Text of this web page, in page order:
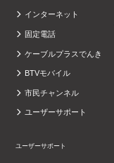
インターネット
固定電話
ケーブルプラスでんき
BTVモバイル
市民チャンネル
ユーザーサポート
ユーザーサポート